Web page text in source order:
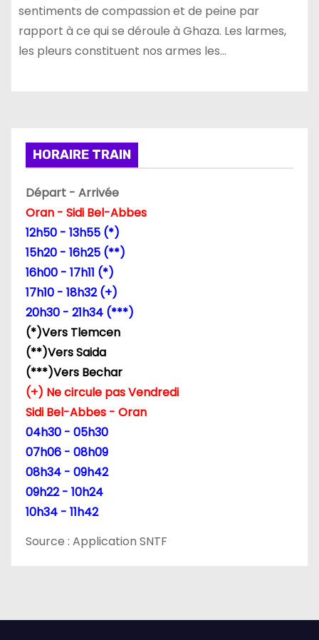
sentiments de compassion et de peine par
rapport à ce qui se déroule à Ghaza. Les larmes,
les pleurs constituent nos armes les…
HORAIRE TRAIN
Départ - Arrivée
Oran - Sidi Bel-Abbes
12h50 - 13h55 (*)
15h20 - 16h25 (**)
16h00 - 17h11 (*)
17h10 - 18h32 (+)
20h30 - 21h34 (***)
(*)Vers Tlemcen
(**)Vers Saida
(***)Vers Bechar
(+) Ne circule pas Vendredi
Sidi Bel-Abbes - Oran
04h30 - 05h30
07h06 - 08h09
08h34 - 09h42
09h22 - 10h24
10h34 - 11h42
Source : Application SNTF